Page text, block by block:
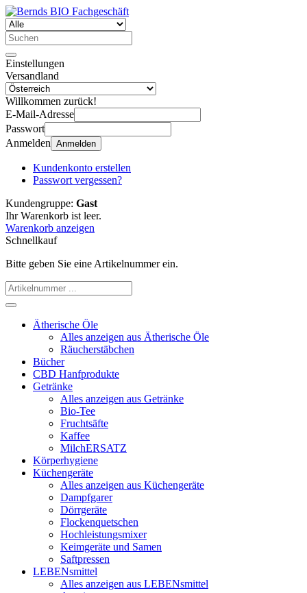
Einstellungen
Versandland
Willkommen zurück!
E-Mail-Adresse
Passwort
Anmelden Anmelden
Kundenkonto erstellen
Passwort vergessen?
Kundengruppe: Gast
Ihr Warenkorb ist leer.
Warenkorb anzeigen
Schnellkauf
Bitte geben Sie eine Artikelnummer ein.
Ätherische Öle
Alles anzeigen aus Ätherische Öle
Räucherstäbchen
Bücher
CBD Hanfprodukte
Getränke
Alles anzeigen aus Getränke
Bio-Tee
Fruchtsäfte
Kaffee
MilchERSATZ
Körperhygiene
Küchengeräte
Alles anzeigen aus Küchengeräte
Dampfgarer
Dörrgeräte
Flockenquetschen
Hochleistungsmixer
Keimgeräte und Samen
Saftpressen
LEBENsmittel
Alles anzeigen aus LEBENsmittel